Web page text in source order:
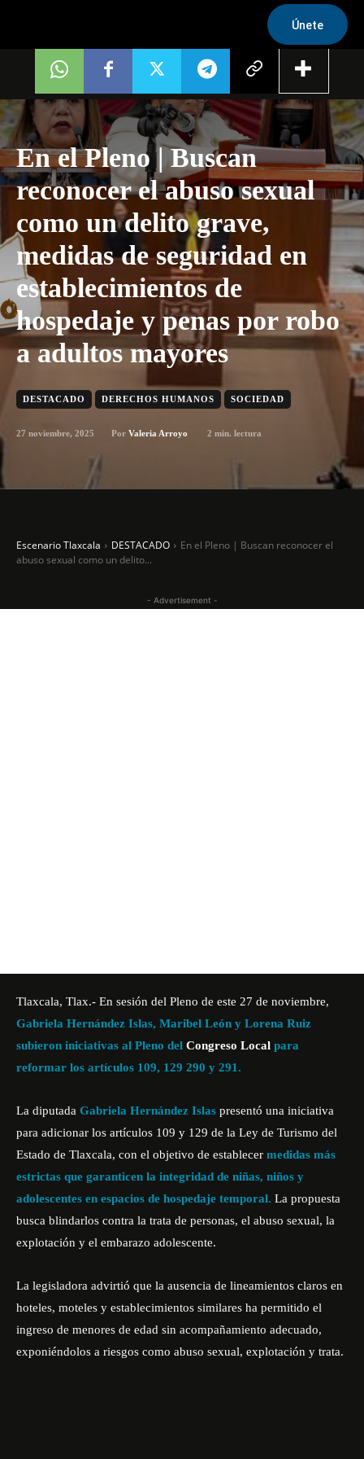
Únete
En el Pleno | Buscan
reconocer el abuso sexual
como un delito grave,
medidas de seguridad en
establecimientos de
hospedaje y penas por robo
a adultos mayores
DESTACADO DERECHOS HUMANOS SOCIEDAD
27 noviembre, 2025 Por Valeria Arroyo 2 min. lectura
Escenario Tlaxcala DESTACADO
En el Pleno | Buscan reconocer el
abuso sexual como un delito...
- Advertisement -
Tlaxcala, Tlax.- En sesión del Pleno de este 27 de noviembre,
Gabriela Hernández Islas, Maribel León y Lorena Ruiz
subieron iniciativas al Pleno del Congreso Local para
reformar los artículos 109, 129 290 y 291.
La diputada Gabriela Hernández Islas presentó una iniciativa
para adicionar los artículos 109 y 129 de la Ley de Turismo del
Estado de Tlaxcala, con el objetivo de establecer medidas más
estrictas que garanticen la integridad de niñas, niños y
adolescentes en espacios de hospedaje temporal. La propuesta
busca blindarlos contra la trata de personas, el abuso sexual, la
explotación y el embarazo adolescente.
La legisladora advirtió que la ausencia de lineamientos claros en
hoteles, moteles y establecimientos similares ha permitido el
ingreso de menores de edad sin acompañamiento adecuado,
exponiéndolos a riesgos como abuso sexual, explotación y trata.